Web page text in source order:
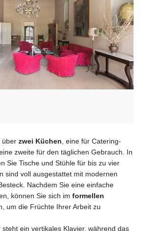
über zwei Küchen , eine für Catering-
zweite für den täglichen Gebrauch. In
Sie Tische und Stühle für bis zu vier
sind voll ausgestattet mit modernen
Nachdem Sie eine einfache
können Sie sich im formellen
um die Früchte Ihrer Arbeit zu
steht ein vertikales Klavier, während das